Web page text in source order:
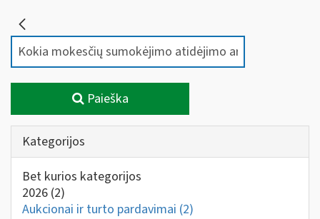
Paieška
Kategorijos
Bet kurios kategorijos
2026 (2)
Aukcionai ir turto pardavimai (2)